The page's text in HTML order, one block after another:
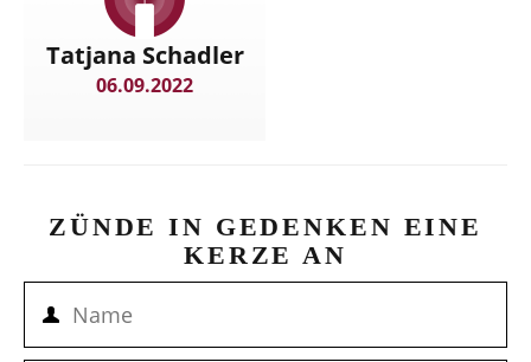
Tatjana Schadler
06.09.2022
ZÜNDE IN GEDENKEN EINE
KERZE AN